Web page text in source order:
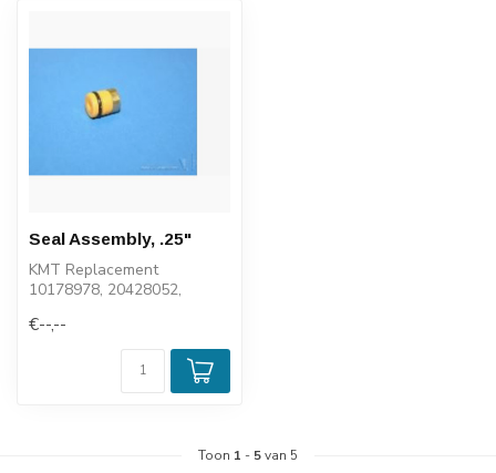
Seal Assembly, .25"
KMT Replacement
10178978, 20428052,
€--,--
Toon 1 - 5van 5